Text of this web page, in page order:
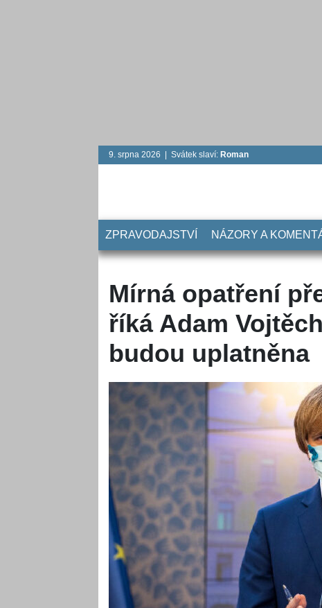
9. srpna 2026 | Svátek slaví: Roman
ZPRAVODAJSTVÍ NÁZORY A
Mírná opatření
říká Adam
budou uplatněna